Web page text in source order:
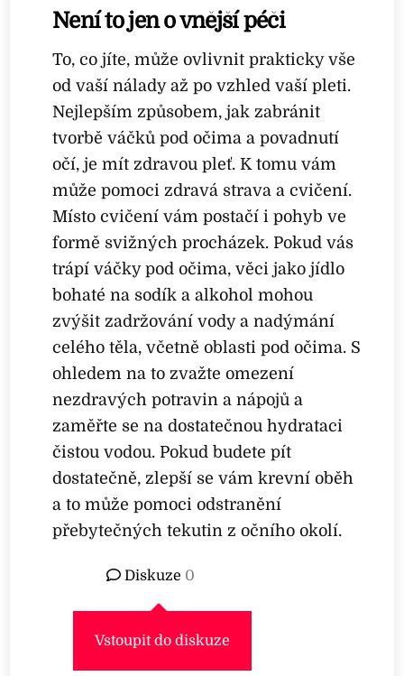
Není to jen o vnější péči
To, co jíte, může ovlivnit prakticky vše
od vaší nálady až po vzhled vaší pleti.
Nejlepším způsobem, jak zabránit
tvorbě váčků pod očima a povadnutí
očí, je mít zdravou pleť. K tomu vám
může pomoci zdravá strava a cvičení.
Místo cvičení vám postačí i pohyb ve
formě svižných procházek. Pokud vás
trápí váčky pod očima, věci jako jídlo
bohaté na sodík a alkohol mohou
zvýšit zadržování vody a nadýmání
celého těla, včetně oblasti pod očima. S
ohledem na to zvažte omezení
nezdravých potravin a nápojů a
zaměřte se na dostatečnou hydrataci
čistou vodou. Pokud budete pít
dostatečně, zlepší se vám krevní oběh
a to může pomoci odstranění
přebytečných tekutin z očního okolí.
Diskuze 0
Vstoupit do diskuze